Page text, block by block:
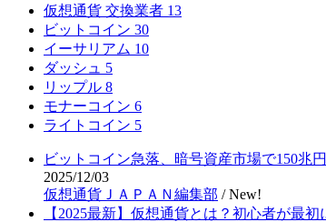
仮想通貨 交換業者 13
ビットコイン 30
イーサリアム 10
ダッシュ 5
リップル 8
モナーコイン 6
ライトコイン 5
ビットコイン急落、暗号資産市場で150兆
2025/12/03
仮想通貨ＪＡＰＡＮ編集部 /New!
【2025最新】仮想通貨とは？初心者が最